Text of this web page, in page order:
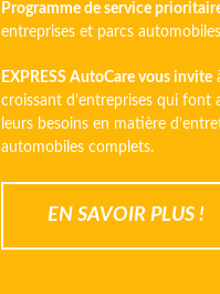
Programme de service
entreprises et parcs
EXPRESS AutoCare vous invite
croissant d’entreprises qui font
leurs besoins en matière
automobiles complets.
EN SAVOIR PLUS !